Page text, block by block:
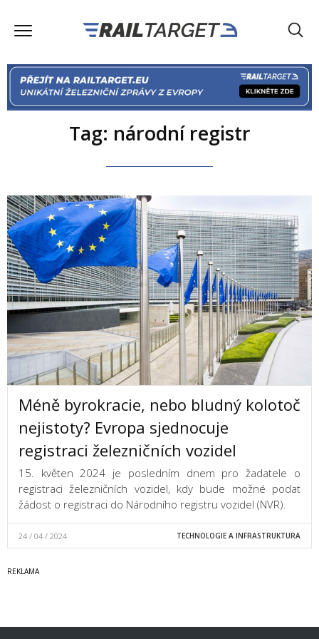
Tag: národní registr
Méně byrokracie, nebo bludný kolotoč
nejistoty? Evropa sjednocuje
registraci železničních vozidel
15. květen 2024 je posledním dnem pro žadatele o
registraci železničních vozidel, kdy bude možné podat
žádost o registraci do Národního registru vozidel (NVR).
24 / 04 / 2024 TECHNOLOGIE A INFRASTRUKTURA